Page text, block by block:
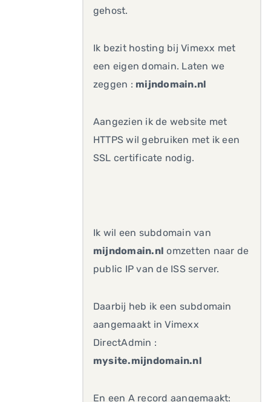
gehost.
Ik bezit hosting bij Vimexx met
een eigen domain. Laten we
zeggen : mijndomain.nl
Aangezien ik de website met
HTTPS wil gebruiken met ik een
SSL certificate nodig.
Ik wil een subdomain van
mijndomain.nl omzetten naar de
public IP van de ISS server.
Daarbij heb ik een subdomain
aangemaakt in Vimexx
DirectAdmin :
mysite.mijndomain.nl
En een A record aangemaakt: